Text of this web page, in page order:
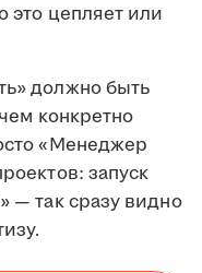
это цепляет или
должно быть
конкретно
«Менеджер
запуск
— так сразу видно